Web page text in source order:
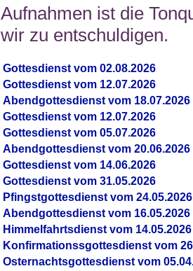
Aufnahmen ist die
wir zu entschuldigen.
Gottesdienst vom 02.08.2026
Gottesdienst vom 12.07.2026
Abendgottesdienst vom 18.07.2026
Gottesdienst vom 12.07.2026
Gottesdienst vom 05.07.2026
Abendgottesdienst vom 20.06.2026
Gottesdienst vom 14.06.2026
Gottesdienst vom 31.05.2026
Pfingstgottesdienst vom 24.05.2026
Abendgottesdienst vom 16.05.2026
Himmelfahrtsdienst vom 14.05.2026
Konfirmationssgottesdienst vom
Osternachtsgottesdienst vom